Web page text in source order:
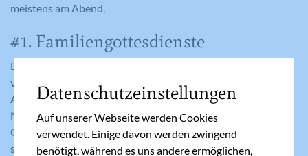
meistens am Abend.
#1. Familiengottesdienste
Die Verantwortlichen solcher Familiengottesdienste
versuchen immer, die Lesungen, Lieder, Fürbitten etc. dem
Alter der Kinder anzupassen. So haben Kinder die
Möglichkeit, in kleinen Schritten und auf einfache Weise, den
Glauben immer besser kennen zu lernen. Außerdem können
sie selbst aktiv sein – sei es beim Mitsingen oder indem sie
Datenschutzeinstellungen
Auf unserer Webseite werden Cookies
verwendet. Einige davon werden zwingend
benötigt, während es uns andere ermöglichen,